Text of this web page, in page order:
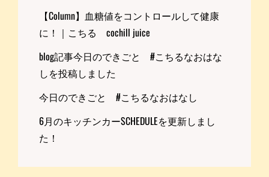
【Column】血糖値をコントロールして健康
に！｜こちる cochill juice
blog記事今日のできごと #こちるなおはな
しを投稿しました
今日のできごと #こちるなおはなし
6月のキッチンカーSCHEDULEを更新しまし
た！